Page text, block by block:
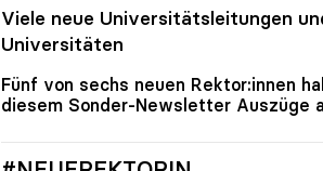
Viele neue Universitätsleitungen
Universitäten
Fünf von sechs neuen Rektor:innen
diesem Sonder-Newsletter Auszüge